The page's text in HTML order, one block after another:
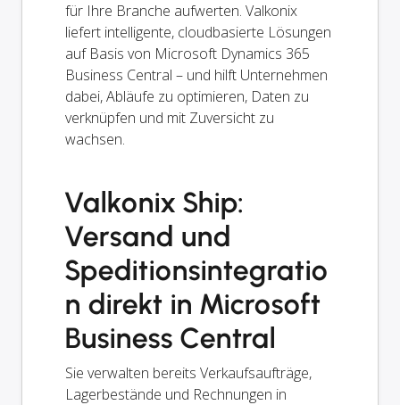
für Ihre Branche aufwerten. Valkonix
liefert intelligente, cloudbasierte Lösungen
auf Basis von Microsoft Dynamics 365
Business Central – und hilft Unternehmen
dabei, Abläufe zu optimieren, Daten zu
verknüpfen und mit Zuversicht zu
wachsen.
Valkonix Ship:
Versand und
Speditionsintegratio
n direkt in Microsoft
Business Central
Sie verwalten bereits Verkaufsaufträge,
Lagerbestände und Rechnungen in